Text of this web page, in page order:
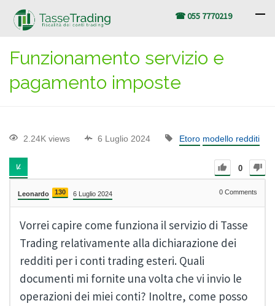
☎ 055 7770219
Funzionamento servizio e
pagamento imposte
2.24K views 6 Luglio 2024 Etoro modello redditi
0
Leonardo 130 6 Luglio 2024 0 Comments
Vorrei capire come funziona il servizio di Tasse
Trading relativamente alla dichiarazione dei
redditi per i conti trading esteri. Quali
documenti mi fornite una volta che vi invio le
operazioni dei miei conti? Inoltre, come posso